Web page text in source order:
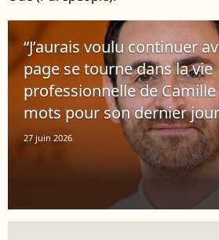
“J’aurais voulu continuer
page se tourne dans la vie
professionnelle de
mots pour son dernier jour
27 juin 2026